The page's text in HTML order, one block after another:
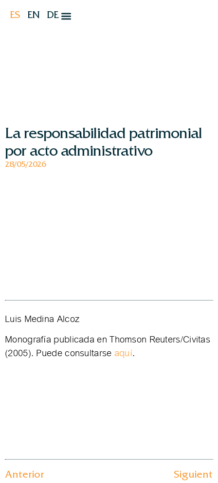
ES EN DE
La responsabilidad patrimonial
por acto administrativo
28/05/2026
Luis Medina Alcoz
Monografía publicada en Thomson Reuters/Civitas
(2005). Puede consultarseaquí.
Anterior Siguiente